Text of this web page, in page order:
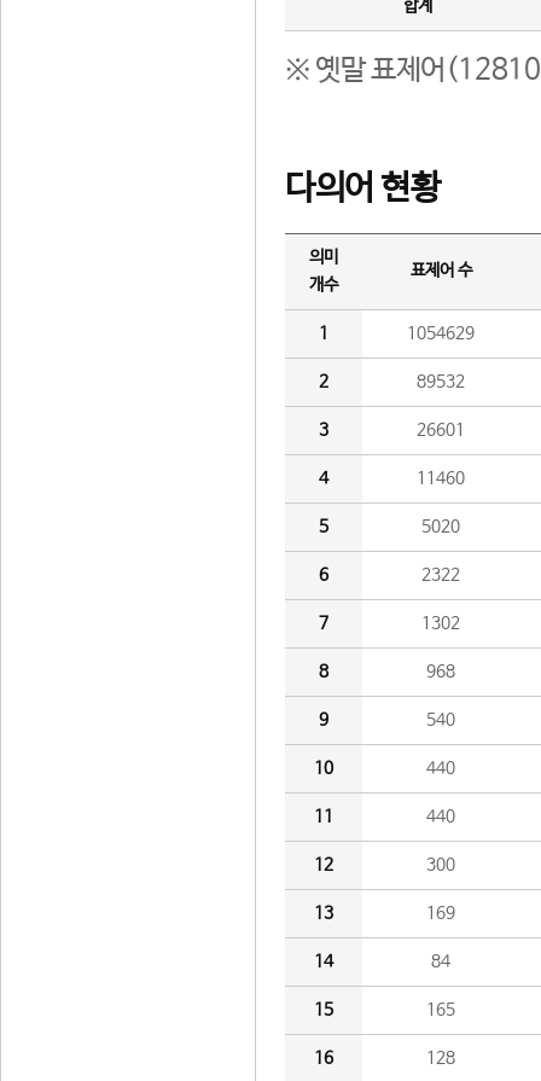
합계
※ 옛말 표제어(12810
다의어 현황
의미
개수
표제어 수
1 1054629
2 89532
3 26601
4 11460
5 5020
6 2322
7 1302
8 968
9 540
10 440
11 440
12 300
13 169
14 84
15 165
16 128